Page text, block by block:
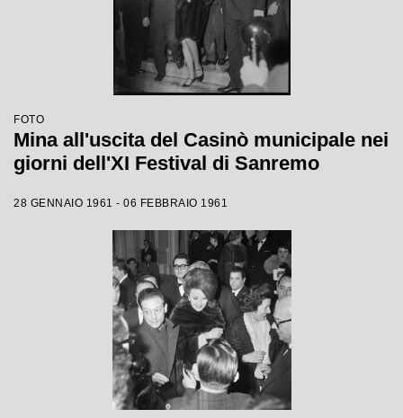
FOTO
Mina all'uscita del Casinò municipale nei
giorni dell'XI Festival di Sanremo
28 GENNAIO 1961 - 06 FEBBRAIO 1961